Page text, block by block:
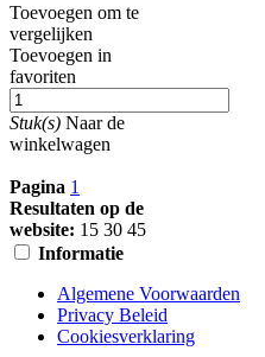
Toevoegen om te
vergelijken
Toevoegen in
favoriten
Stuk(s) Naar de
winkelwagen
Pagina 1
Resultaten op de
website: 15 30 45
Informatie
Algemene Voorwaarden
Privacy Beleid
Cookiesverklaring